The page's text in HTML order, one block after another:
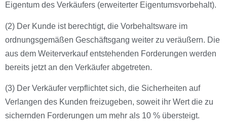
Eigentum des Verkäufers (erweiterter Eigentumsvorbehalt).
(2) Der Kunde ist berechtigt, die Vorbehaltsware im
ordnungsgemäßen Geschäftsgang weiter zu veräußern. Die
aus dem Weiterverkauf entstehenden Forderungen werden
bereits jetzt an den Verkäufer abgetreten.
(3) Der Verkäufer verpflichtet sich, die Sicherheiten auf
Verlangen des Kunden freizugeben, soweit ihr Wert die zu
sichernden Forderungen um mehr als 10 % übersteigt.